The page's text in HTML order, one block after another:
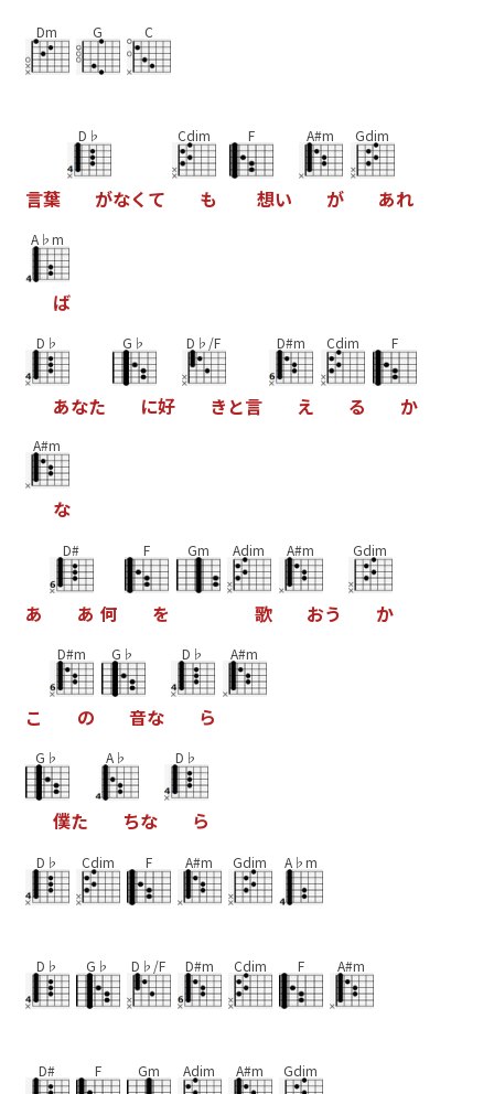
Dm G C
言葉
D♭
がなく て
Cdim
も
F
想い
A#m
が
Gdim
あれ
A♭m
ば
D♭
あなた
G♭
に好
D♭/F
き と言
D#m
え
Cdim
る
F
か
A#m
な
あ
D#
あ 何
F
を
Gm Adim
歌
A#m
おう
Gdim
か
こ
D#m
の
G♭
音な
D♭
ら
A#m
G♭
僕た
A♭
ちな
D♭
ら
D♭ Cdim F A#m Gdim A♭m
D♭ G♭ D♭/F D#m Cdim F A#m
D# F Gm Adim A#m Gdim